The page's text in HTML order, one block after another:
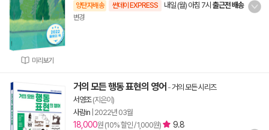
미리보기
양탄자배송 썬데이 EXPRESS 내일 (월) 아침 7시 출근전 배송
변경
거의 모든 행동 표현의 영어 -거의 모든 시리즈
서영조(지은이)
사람in 2022년 03월
18,000원 (10% 할인 / 1,000원) 9.8